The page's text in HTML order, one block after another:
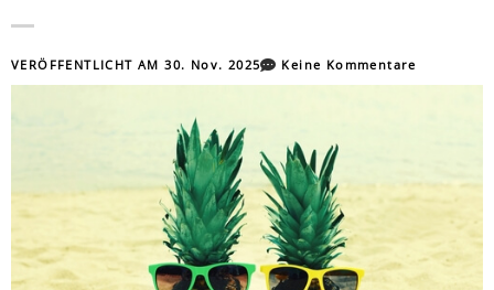
VERÖFFENTLICHT AM30. Nov. 2025 Keine Kommentare